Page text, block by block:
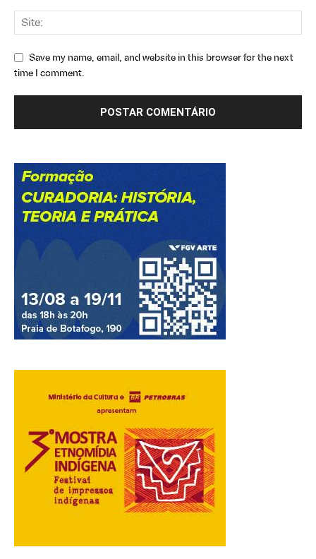
Save my name, email, and website in this browser for the next
time I comment.